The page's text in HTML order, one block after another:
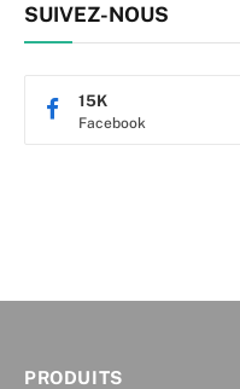
SUIVEZ-NOUS
Facebook
15K
PRODUITS